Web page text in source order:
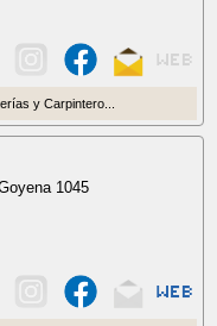
y Carpintero...
1045